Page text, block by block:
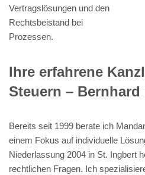
Vertragslösungen und den
Rechtsbeistand bei
Prozessen.
Ihre erfahrene
Steuern – Bernhard
Bereits seit 1999 berate ich
einem Fokus auf individuelle
Niederlassung 2004 in St. Ingbert
rechtlichen Fragen. Ich